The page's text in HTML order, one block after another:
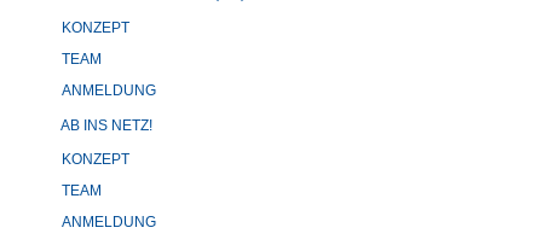
KONZEPT
TEAM
ANMELDUNG
AB INS NETZ!
KONZEPT
TEAM
ANMELDUNG